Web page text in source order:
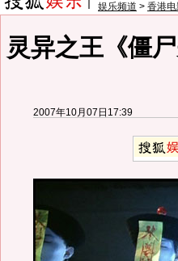
娱乐频道 > 香港
灵异之王《僵
2007年10月07日17:39